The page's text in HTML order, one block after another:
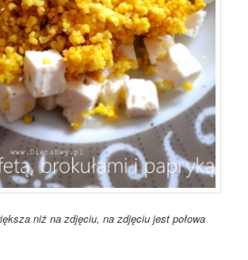
niż na zdjęciu, na zdjęciu jest połowa